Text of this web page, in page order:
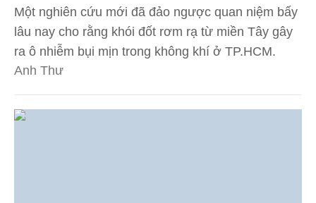
Một nghiên cứu mới đã đảo ngược quan niệm bấy
lâu nay cho rằng khói đốt rơm rạ từ miền Tây gây
ra ô nhiễm bụi mịn trong không khí ở TP.HCM.
Anh Thư